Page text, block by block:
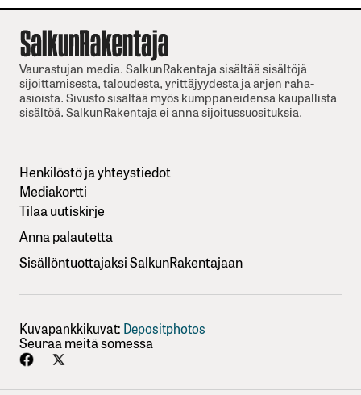
Vaurastujan media. SalkunRakentaja sisältää sisältöjä
sijoittamisesta, taloudesta, yrittäjyydesta ja arjen raha-
asioista. Sivusto sisältää myös kumppaneidensa kaupallista
sisältöä. SalkunRakentaja ei anna sijoitussuosituksia.
Henkilöstö ja yhteystiedot
Mediakortti
Tilaa uutiskirje
Anna palautetta
Sisällöntuottajaksi SalkunRakentajaan
Kuvapankkikuvat: Depositphotos
Seuraa meitä somessa